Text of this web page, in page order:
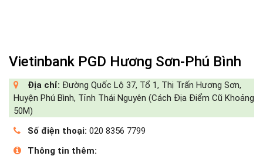
Vietinbank PGD Hương Sơn-Phú Bình
Địa chỉ: Đường Quốc Lộ 37, Tổ 1, Thị Trấn Hương Sơn,
Huyện Phú Bình, Tỉnh Thái Nguyên (Cách Địa Điểm Cũ Khoảng
50M)
Số điện thoại: 020 8356 7799
Thông tin thêm: